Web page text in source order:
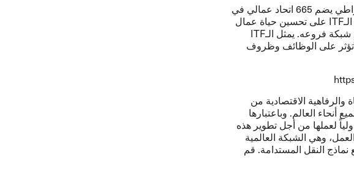
هو اتحاد نقابي عالمي ديمقراطي يضم 665 اتحاد عمالي في
ITF على تحسين حياة عمال
فروعه. يمثل الـITF
تؤثر على الوظائف وظروف
والرفاهية الاقتصادية من
العالم. وباعتبارها
لعملها من أجل تطوير هذه
وهي الشبكة العالمية
النقل المستدامة. قم